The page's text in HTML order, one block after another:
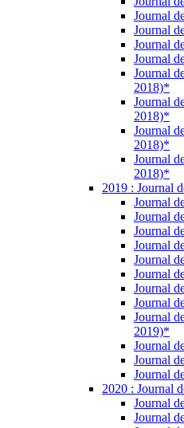
Journal
Journal
Journal
Journal
Journal
2018)*
Journal
2018)*
Journal
2018)*
Journal
2018)*
2019 : Journal
Journal
Journal
Journal
Journal
Journal
Journal
Journal
Journal
Journal
2019)*
Journal
Journal
Journal
2020 : Journal
Journal
Journal